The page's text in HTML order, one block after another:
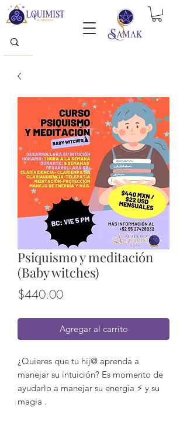
Psiquismo y meditación
(Baby witches)
$440.00Precio
Agregar al carrito
¿Quieres que tu hij@ aprenda a
manejar su intuición? Es momento de
ayudarlo a manejar su energía ⚡ y su
magia .